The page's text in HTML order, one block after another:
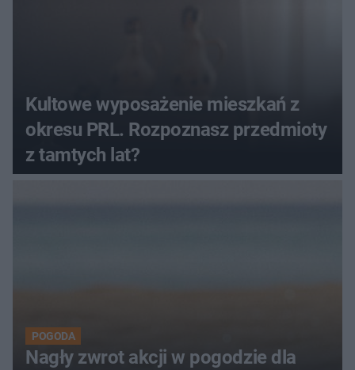
Kultowe wyposażenie mieszkań z
okresu PRL. Rozpoznasz przedmioty
z tamtych lat?
POGODA
Nagły zwrot akcji w pogodzie dla